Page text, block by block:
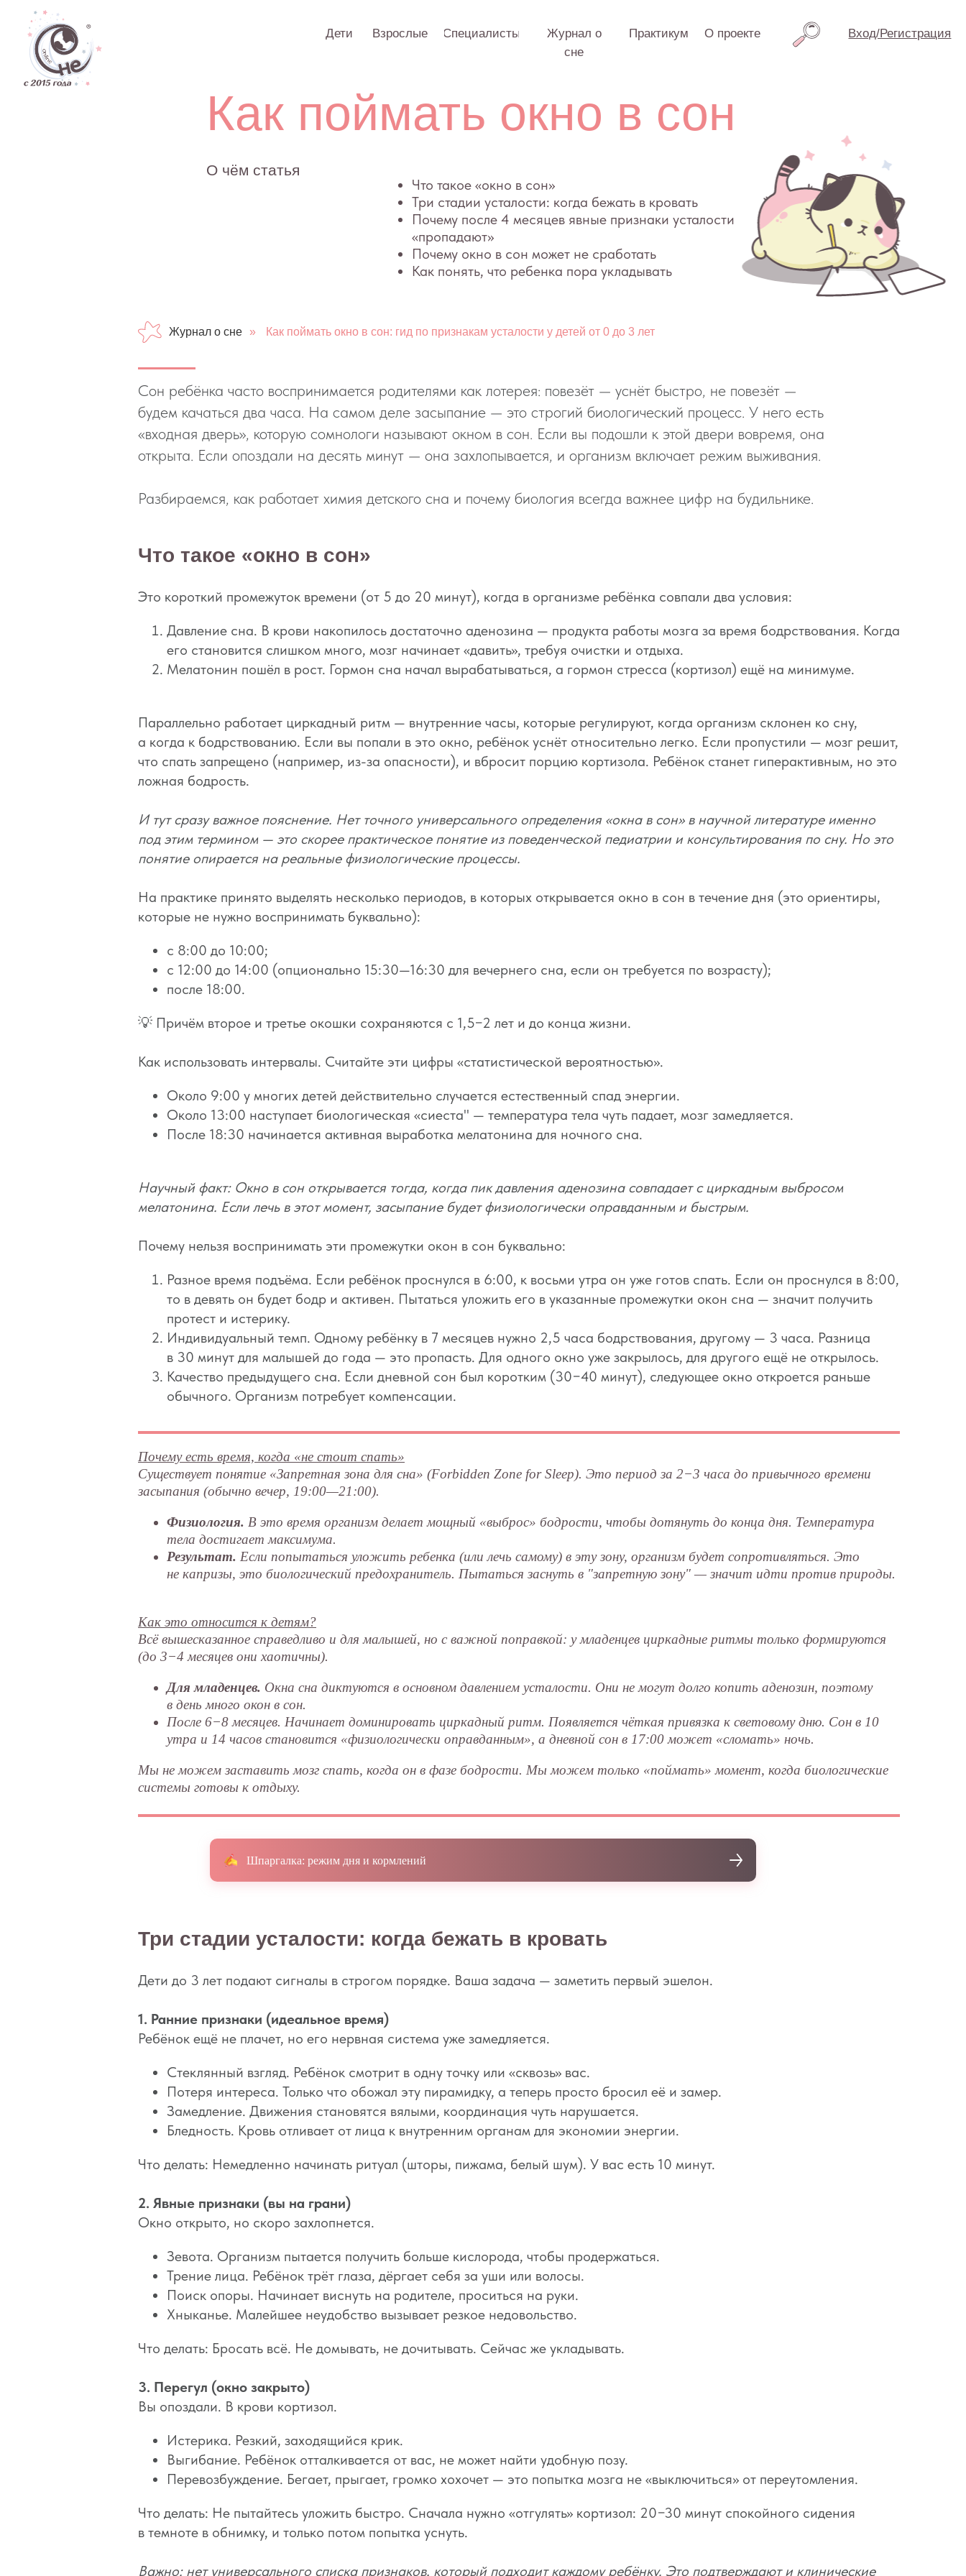
Взрослые Специалисты
Журнал о
Практикум Вход/Регистрация
О проекте
Три стадии усталости: когда бежать в кровать
Почему после 4 месяцев явные признаки усталости
«пропадают»
Почему окно в сон может не сработать
Как понять, что ребенка пора укладывать
Как поймать окно в сон
Журнал о сне » Как поймать окно в сон: гид по признакам усталости у детей от 0 до 3 лет
Сон ребёнка часто воспринимается родителями как лотерея: повезёт — уснёт быстро, не повезёт —
будем качаться два часа. На самом деле засыпание — это строгий биологический процесс. У него есть
«входная дверь», которую сомнологи называют окном в сон. Если вы подошли к этой двери вовремя, она
открыта. Если опоздали на десять минут — она захлопывается, и организм включает режим выживания.
Разбираемся, как работает химия детского сна и почему биология всегда важнее цифр на будильнике.
Что такое «окно в сон»
Это короткий промежуток времени (от 5 до 20 минут), когда в организме ребёнка совпали два условия:
Давление сна. В крови накопилось достаточно аденозина — продукта работы мозга за время бодрствования. Когда
его становится слишком много, мозг начинает «давить», требуя очистки и отдыха.
Мелатонин пошёл в рост. Гормон сна начал вырабатываться, а гормон стресса (кортизол) ещё на минимуме.
Параллельно работает циркадный ритм — внутренние часы, которые регулируют, когда организм склонен ко сну,
а когда к бодрствованию. Если вы попали в это окно, ребёнок уснёт относительно легко. Если пропустили — мозг решит,
что спать запрещено (например, из-за опасности), и вбросит порцию кортизола. Ребёнок станет гиперактивным, но это
ложная бодрость.
И тут сразу важное пояснение. Нет точного универсального определения «окна в сон» в научной литературе именно
под этим термином — это скорее практическое понятие из поведенческой педиатрии и консультирования по сну. Но это
понятие опирается на реальные физиологические процессы.
На практике принято выделять несколько периодов, в которых открывается окно в сон в течение дня (это ориентиры,
которые не нужно воспринимать буквально):
с 8:00 до 10:00;
с 12:00 до 14:00 (опционально 15:30—16:30 для вечернего сна, если он требуется по возрасту);
после 18:00.⠀
💡 Причём второе и третье окошки сохраняются с 1,5−2 лет и до конца жизни.
Как использовать интервалы. Считайте эти цифры «статистической вероятностью».
Около 9:00 у многих детей действительно случается естественный спад энергии.
Около 13:00 наступает биологическая «сиеста" — температура тела чуть падает, мозг замедляется.
После 18:30 начинается активная выработка мелатонина для ночного сна.
Научный факт: Окно в сон открывается тогда, когда пик давления аденозина совпадает с циркадным выбросом
мелатонина. Если лечь в этот момент, засыпание будет физиологически оправданным и быстрым.
Почему нельзя воспринимать эти промежутки окон в сон буквально:
Разное время подъёма. Если ребёнок проснулся в 6:00, к восьми утра он уже готов спать. Если он проснулся в 8:00,
то в девять он будет бодр и активен. Пытаться уложить его в указанные промежутки окон сна — значит получить
протест и истерику.
Индивидуальный темп. Одному ребёнку в 7 месяцев нужно 2,5 часа бодрствования, другому — 3 часа. Разница
в 30 минут для малышей до года — это пропасть. Для одного окно уже закрылось, для другого ещё не открылось.
Качество предыдущего сна. Если дневной сон был коротким (30−40 минут), следующее окно откроется раньше
обычного. Организм потребует компенсации.
Почему есть время, когда «не стоит спать»
Существует понятие «Запретная зона для сна» (Forbidden Zone for Sleep). Это период за 2−3 часа до привычного времени
засыпания (обычно вечер, 19:00—21:00).
Физиология. В это время организм делает мощный «выброс» бодрости, чтобы дотянуть до конца дня. Температура
тела достигает максимума.
Результат. Если попытаться уложить ребенка (или лечь самому) в эту зону, организм будет сопротивляться. Это
не капризы, это биологический предохранитель. Пытаться заснуть в "запретную зону" — значит идти против природы.
Как это относится к детям?
Всё вышесказанное справедливо и для малышей, но с важной поправкой: у младенцев циркадные ритмы только формируются
(до 3−4 месяцев они хаотичны).
Для младенцев. Окна сна диктуются в основном давлением усталости. Они не могут долго копить аденозин, поэтому
в день много окон в сон.
После 6−8 месяцев. Начинает доминировать циркадный ритм. Появляется чёткая привязка к световому дню. Сон в 10
утра и 14 часов становится «физиологически оправданным», а дневной сон в 17:00 может «сломать» ночь.
Мы не можем заставить мозг спать, когда он в фазе бодрости. Мы можем только «поймать» момент, когда биологические
системы готовы к отдыху.
Шпаргалка: режим дня и кормлений
Три стадии усталости: когда бежать в кровать
Дети до 3 лет подают сигналы в строгом порядке. Ваша задача — заметить первый эшелон.
1. Ранние признаки (идеальное время)
Ребёнок ещё не плачет, но его нервная система уже замедляется.
Стеклянный взгляд. Ребёнок смотрит в одну точку или «сквозь» вас.
Потеря интереса. Только что обожал эту пирамидку, а теперь просто бросил её и замер.
Замедление. Движения становятся вялыми, координация чуть нарушается.
Бледность. Кровь отливает от лица к внутренним органам для экономии энергии.
Что делать: Немедленно начинать ритуал (шторы, пижама, белый шум). У вас есть 10 минут.
2. Явные признаки (вы на грани)
Окно открыто, но скоро захлопнется.
Зевота. Организм пытается получить больше кислорода, чтобы продержаться.
Трение лица. Ребёнок трёт глаза, дёргает себя за уши или волосы.
Поиск опоры. Начинает виснуть на родителе, проситься на руки.
Хныканье. Малейшее неудобство вызывает резкое недовольство.
Что делать: Бросать всё. Не домывать, не дочитывать. Сейчас же укладывать.
3. Перегул (окно закрыто)
Вы опоздали. В крови кортизол.
Истерика. Резкий, заходящийся крик.
Выгибание. Ребёнок отталкивается от вас, не может найти удобную позу.
Перевозбуждение. Бегает, прыгает, громко хохочет — это попытка мозга не «выключиться» от переутомления.
Что делать: Не пытайтесь уложить быстро. Сначала нужно «отгулять» кортизол: 20−30 минут спокойного сидения
в темноте в обнимку, и только потом попытка уснуть.
Важно: нет универсального списка признаков, который подходит каждому ребёнку. Это подтверждают и клинические